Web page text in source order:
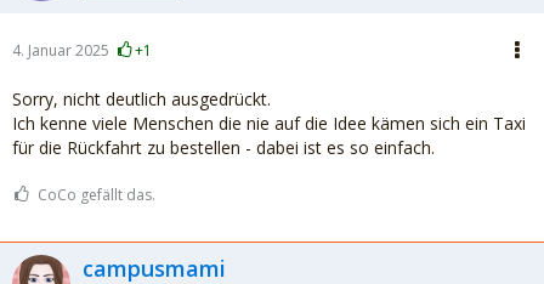
4. Januar 2025 +1
Sorry, nicht deutlich ausgedrückt.
Ich kenne viele Menschen die nie auf die Idee kämen sich ein Taxi
für die Rückfahrt zu bestellen - dabei ist es so einfach.
CoCo gefällt das.
campusmami